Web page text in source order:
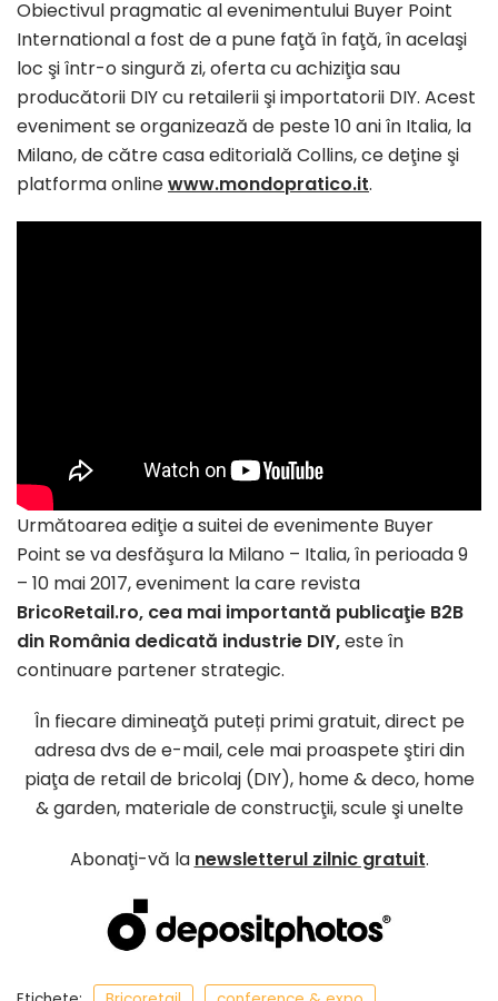
Obiectivul pragmatic al evenimentului Buyer Point
International a fost de a pune faţă în faţă, în acelaşi
loc şi într-o singură zi, oferta cu achiziţia sau
producătorii DIY cu retailerii şi importatorii DIY. Acest
eveniment se organizează de peste 10 ani în Italia, la
Milano, de către casa editorială Collins, ce deţine şi
platforma onlinewww.mondopratico.it.
Următoarea ediţie a suitei de evenimente Buyer
Point se va desfăşura la Milano – Italia, în perioada 9
– 10 mai 2017, eveniment la care revista
BricoRetail.ro, cea mai importantă publicaţie B2B
din România dedicată industrie DIY,este în
continuare partener strategic.
În fiecare dimineaţă puteți primi gratuit, direct pe
adresa dvs de e-mail, cele mai proaspete ştiri din
piaţa de retail de bricolaj (DIY), home & deco, home
& garden, materiale de construcţii, scule şi unelte
Abonaţi-vă la newsletterul zilnic gratuit.